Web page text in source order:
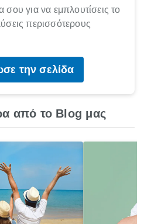
για να εμπλουτίσεις το
περισσότερους
την σελίδα
από το Blog μας